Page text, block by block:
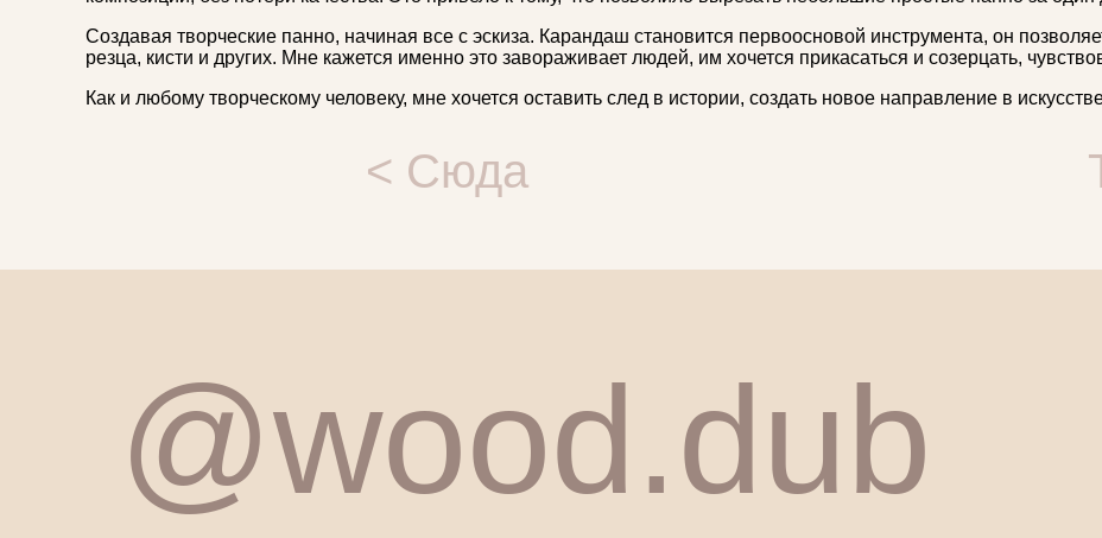
Создавая творческие панно, начиная все с эскиза. Карандаш становится первоосновой инструмента, он
резца, кисти и других. Мне кажется именно это завораживает людей, им хочется прикасаться и созерцать,
Как и любому творческому человеку, мне хочется оставить след в истории, создать новое направление в
< Сюда
@wood.dub